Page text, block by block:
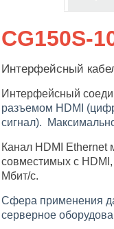
CG150S-
Интерфейсный
Интерфейсный
разъемом HDMI
сигнал).
Канал HDMI Ethernet
совместимых с
Мбит/с.
Сфера применения
серверное